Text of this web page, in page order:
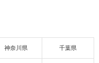
神奈川県 千葉県